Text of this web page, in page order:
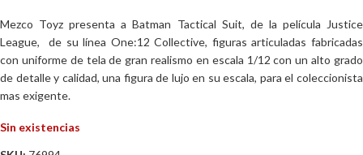
Mezco Toyz presenta a Batman Tactical Suit, de la película Justice
League, de su línea One:12 Collective, figuras articuladas fabricadas
con uniforme de tela de gran realismo en escala 1/12 con un alto grado
de detalle y calidad, una figura de lujo en su escala, para el coleccionista
mas exigente.
Sin existencias